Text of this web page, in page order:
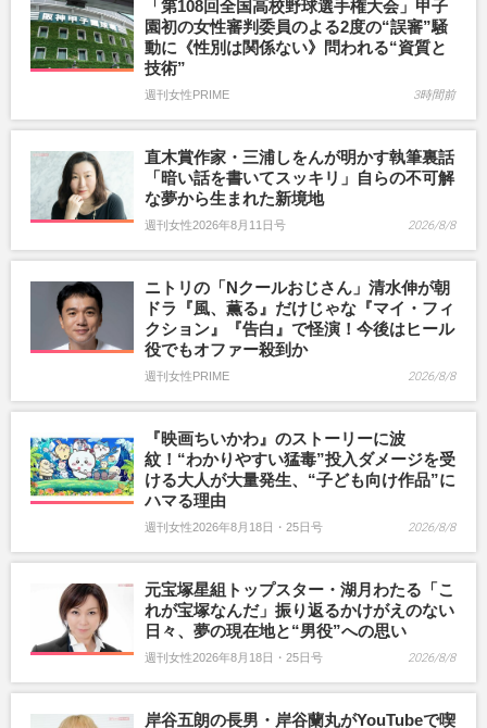
「第108回全国高校野球選手権大会」甲子
園初の女性審判委員のよる2度の“誤審”騒
動に《性別は関係ない》問われる“資質と
技術”
週刊女性PRIME 3時間前
直木賞作家・三浦しをんが明かす執筆裏話
「暗い話を書いてスッキリ」自らの不可解
な夢から生まれた新境地
週刊女性2026年8月11日号 2026/8/8
ニトリの「Nクールおじさん」清水伸が朝
ドラ『風、薫る』だけじゃな『マイ・フィ
クション』『告白』で怪演！今後はヒール
役でもオファー殺到か
週刊女性PRIME 2026/8/8
『映画ちいかわ』のストーリーに波
紋！“わかりやすい猛毒”投入ダメージを受
ける大人が大量発生、“子ども向け作品”に
ハマる理由
週刊女性2026年8月18日・25日号 2026/8/8
元宝塚星組トップスター・湖月わたる「こ
れが宝塚なんだ」振り返るかけがえのない
日々、夢の現在地と“男役”への思い
週刊女性2026年8月18日・25日号 2026/8/8
岸谷五朗の長男・岸谷蘭丸がYouTubeで喫